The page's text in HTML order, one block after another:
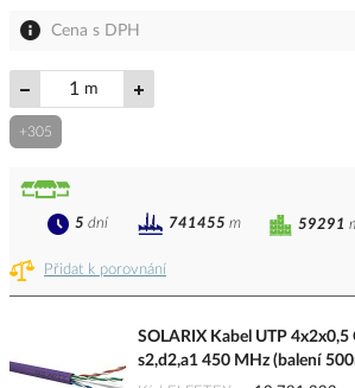
Cena s DPH
m
+305
Přidat k porovnání
59291
5 dní 741455 m
SOLARIX Kabel UTP 4x2x0,5
s2,d2,a1 450 MHz (balení